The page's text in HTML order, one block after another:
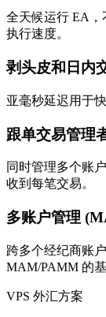
全天候运行 EA
执行速度。
剥头皮和日内
亚毫秒延迟用于
跟单交易管理
同时管理多个账
收到每笔交易。
多账户管理
跨多个经纪商账
MAM/PAMM 的基
VPS 外汇方案